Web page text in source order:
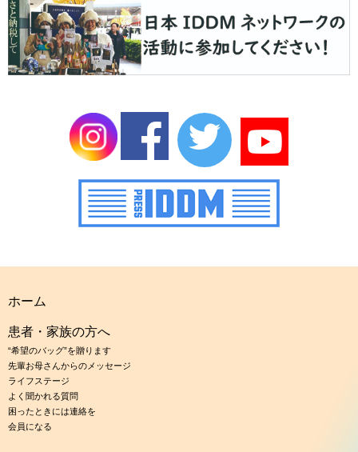
ホーム
患者・家族の方へ
“希望のバッグ”を贈ります
先輩お母さんからのメッセージ
ライフステージ
よく聞かれる質問
困ったときには連絡を
会員になる